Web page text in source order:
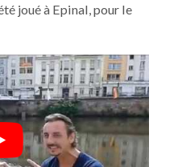
joué à Epinal, pour le